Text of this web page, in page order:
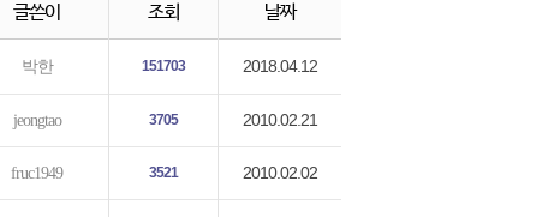
글쓴이 조회 날짜
박한 151703 2018.04.12
jeongtao 3705 2010.02.21
fruc1949 3521 2010.02.02